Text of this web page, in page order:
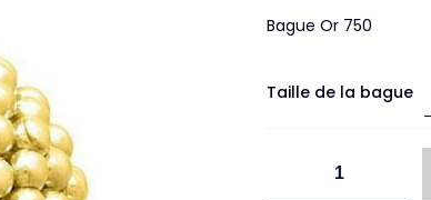
Bague Or 750
Taille de la bague